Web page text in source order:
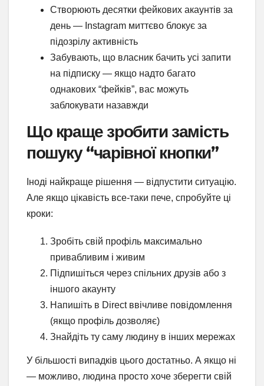
Створюють десятки фейкових акаунтів за
день — Instagram миттєво блокує за
підозрілу активність
Забувають, що власник бачить усі запити
на підписку — якщо надто багато
однакових “фейків”, вас можуть
заблокувати назавжди
Що краще зробити замість
пошуку “чарівної кнопки”
Іноді найкраще рішення — відпустити ситуацію.
Але якщо цікавість все-таки пече, спробуйте ці
кроки:
Зробіть свій профіль максимально
привабливим і живим
Підпишіться через спільних друзів або з
іншого акаунту
Напишіть в Direct ввічливе повідомлення
(якщо профіль дозволяє)
Знайдіть ту саму людину в інших мережах
У більшості випадків цього достатньо. А якщо ні
— можливо, людина просто хоче зберегти свій